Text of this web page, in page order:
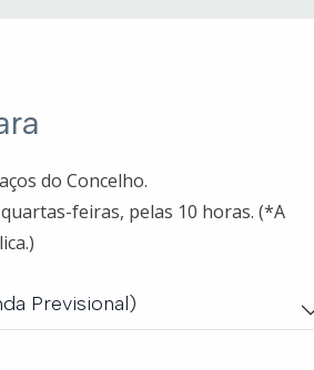
do Concelho.
feiras, pelas 10 horas. (*A
Previsional)